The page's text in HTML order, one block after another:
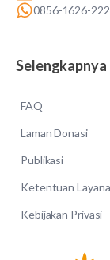
0856-1626-222
Selengkapnya
FAQ
Laman Donasi
Publikasi
Ketentuan
Kebijakan Privasi